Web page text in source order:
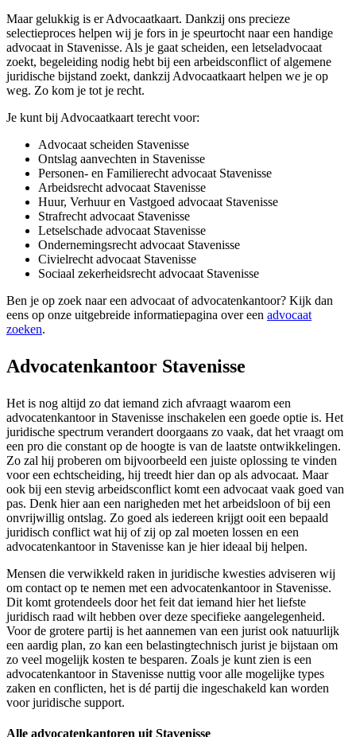
Maar gelukkig is er Advocaatkaart. Dankzij ons precieze
selectieproces helpen wij je fors in je speurtocht naar een handige
advocaat in Stavenisse. Als je gaat scheiden, een letseladvocaat
zoekt, begeleiding nodig hebt bij een arbeidsconflict of algemene
juridische bijstand zoekt, dankzij Advocaatkaart helpen we je op
weg. Zo kom je tot je recht.
Je kunt bij Advocaatkaart terecht voor:
Advocaat scheiden Stavenisse
Ontslag aanvechten in Stavenisse
Personen- en Familierecht advocaat Stavenisse
Arbeidsrecht advocaat Stavenisse
Huur, Verhuur en Vastgoed advocaat Stavenisse
Strafrecht advocaat Stavenisse
Letselschade advocaat Stavenisse
Ondernemingsrecht advocaat Stavenisse
Civielrecht advocaat Stavenisse
Sociaal zekerheidsrecht advocaat Stavenisse
Ben je op zoek naar een advocaat of advocatenkantoor? Kijk dan
eens op onze uitgebreide informatiepagina over een advocaat
zoeken.
Advocatenkantoor Stavenisse
Het is nog altijd zo dat iemand zich afvraagt waarom een
advocatenkantoor in Stavenisse inschakelen een goede optie is. Het
juridische spectrum verandert doorgaans zo vaak, dat het vraagt om
een pro die constant op de hoogte is van de laatste ontwikkelingen.
Zo zal hij proberen om bijvoorbeeld een juiste oplossing te vinden
voor een echtscheiding, hij treedt hier dan op als advocaat. Maar
ook bij een stevig arbeidsconflict komt een advocaat vaak goed van
pas. Denk hier aan een narigheden met het arbeidsloon of bij een
onvrijwillig ontslag. Zo goed als iedereen krijgt ooit een bepaald
juridisch conflict wat hij of zij op zal moeten lossen en een
advocatenkantoor in Stavenisse kan je hier ideaal bij helpen.
Mensen die verwikkeld raken in juridische kwesties adviseren wij
om contact op te nemen met een advocatenkantoor in Stavenisse.
Dit komt grotendeels door het feit dat iemand hier het liefste
juridisch raad wilt hebben over deze specifieke aangelegenheid.
Voor de grotere partij is het aannemen van een jurist ook natuurlijk
een aardig plan, zo kan een belastingtechnisch jurist je bijstaan om
zo veel mogelijk kosten te besparen. Zoals je kunt zien is een
advocatenkantoor in Stavenisse nuttig voor alle mogelijke types
zaken en conflicten, het is dé partij die ingeschakeld kan worden
voor juridische support.
Alle advocatenkantoren uit Stavenisse